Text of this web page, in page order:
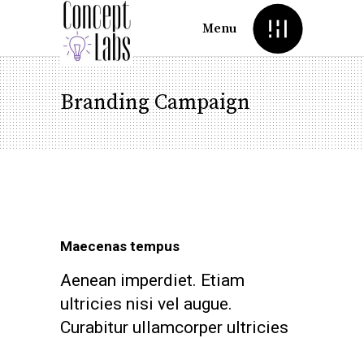
Menu
Branding Campaign
Maecenas tempus
Aenean imperdiet. Etiam
ultricies nisi vel augue.
Curabitur ullamcorper ultricies